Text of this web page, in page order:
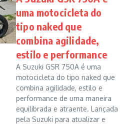
uma motocicleta do
tipo naked que
combina agilidade,
estilo e performance
A Suzuki GSR 750A é uma
motocicleta do tipo naked que
combina agilidade, estilo e
performance de uma maneira
equilibrada e atraente. Lançada
pela Suzuki para atualizar e